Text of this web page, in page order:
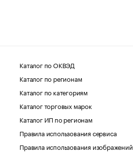
Каталог по ОКВЭД
Каталог по регионам
Каталог по категориям
Каталог торговых марок
Каталог ИП по регионам
Правила использования сервиса
Правила использования изображений